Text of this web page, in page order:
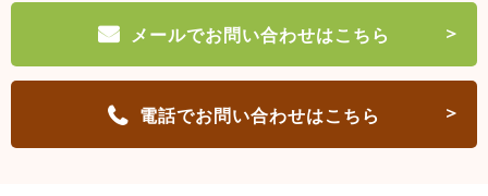
メールでお問い合わせはこちら
電話でお問い合わせはこちら